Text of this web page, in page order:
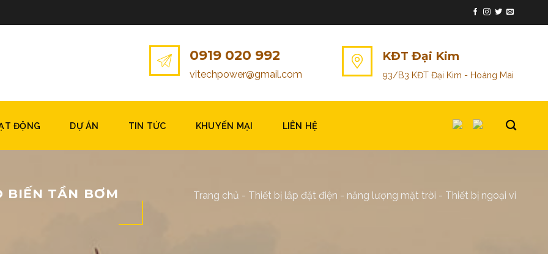
0919 020 992
vitechpower@gmail.com
KĐT Đại Kim
93/B3 KĐT Đại Kim - Hoàng Mai
ĐỘNG DỰ ÁN TIN TỨC KHUYẾN MẠI LIÊN HỆ
BIẾN TẦN BƠM
Trang chủ - Thiết bị lắp đặt điện - năng lượng mặt trời - Thiết bị ngoại vi